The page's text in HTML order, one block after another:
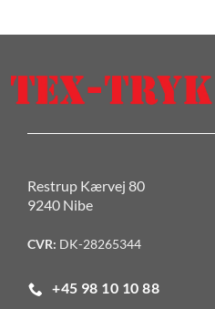
Restrup Kærvej 80
9240 Nibe
CVR: DK-28265344
+45 98 10 10 88